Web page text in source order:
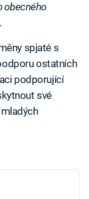
obecného
spjaté s
ostatních
podporující
své